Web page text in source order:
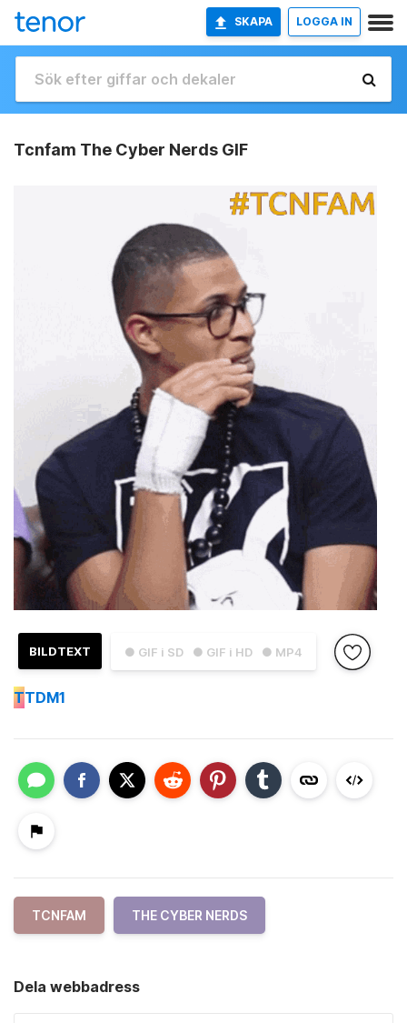
SKAPA LOGGA IN
Tcnfam The Cyber Nerds GIF
● GIF i SD ● GIF i HD ● MP4
BILDTEXT
TTDM1
TCNFAM THE CYBER NERDS
Dela webbadress